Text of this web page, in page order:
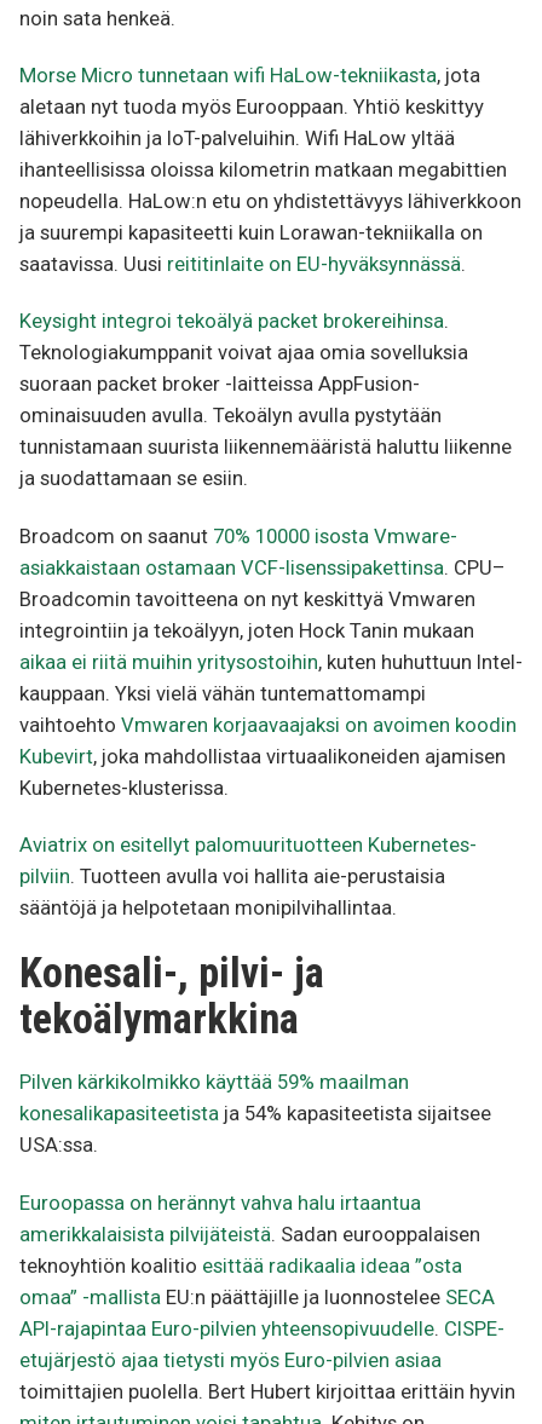
noin sata henkeä.
Morse Micro tunnetaan wifi HaLow-tekniikasta, jota
aletaan nyt tuoda myös Eurooppaan. Yhtiö keskittyy
lähiverkkoihin ja IoT-palveluihin. Wifi HaLow yltää
ihanteellisissa oloissa kilometrin matkaan megabittien
nopeudella. HaLow:n etu on yhdistettävyys lähiverkkoon
ja suurempi kapasiteetti kuin Lorawan-tekniikalla on
saatavissa. Uusi reititinlaite on EU-hyväksynnässä.
Keysight integroi tekoälyä packet brokereihinsa.
Teknologiakumppanit voivat ajaa omia sovelluksia
suoraan packet broker -laitteissa AppFusion-
ominaisuuden avulla. Tekoälyn avulla pystytään
tunnistamaan suurista liikennemääristä haluttu liikenne
ja suodattamaan se esiin.
Broadcom on saanut 70% 10000 isosta Vmware-
asiakkaistaan ostamaan VCF-lisenssipakettinsa. CPU–
Broadcomin tavoitteena on nyt keskittyä Vmwaren
integrointiin ja tekoälyyn, joten Hock Tanin mukaan
aikaa ei riitä muihin yritysostoihin, kuten huhuttuun Intel-
kauppaan. Yksi vielä vähän tuntemattomampi
vaihtoehto Vmwaren korjaavaajaksi on avoimen koodin
Kubevirt, joka mahdollistaa virtuaalikoneiden ajamisen
Kubernetes-klusterissa.
Aviatrix on esitellyt palomuurituotteen Kubernetes-
pilviin. Tuotteen avulla voi hallita aie-perustaisia
sääntöjä ja helpotetaan monipilvihallintaa.
Konesali-, pilvi- ja
tekoälymarkkina
Pilven kärkikolmikko käyttää 59% maailman
konesalikapasiteetista ja 54% kapasiteetista sijaitsee
USA:ssa.
Euroopassa on herännyt vahva halu irtaantua
amerikkalaisista pilvijäteistä. Sadan eurooppalaisen
teknoyhtiön koalitio esittää radikaalia ideaa ”osta
omaa” -mallista EU:n päättäjille ja luonnostelee SECA
API-rajapintaa Euro-pilvien yhteensopivuudelle. CISPE-
etujärjestö ajaa tietysti myös Euro-pilvien asiaa
toimittajien puolella. Bert Hubert kirjoittaa erittäin hyvin